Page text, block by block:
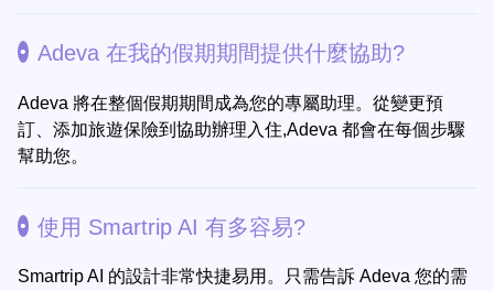
Adeva 在我的假期期間提供什麼協助?
Adeva 將在整個假期期間成為您的專屬助理。從變更預
訂、添加旅遊保險到協助辦理入住,Adeva 都會在每個步驟
幫助您。
使用 Smartrip AI 有多容易?
Smartrip AI 的設計非常快捷易用。只需告訴 Adeva 您的需